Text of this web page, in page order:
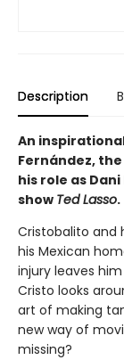
Description
An
Fernández,
his role as
show Ted Lasso.
Cristobalito and
his Mexican
injury leaves
Cristo looks
art of making
new way of
missing?